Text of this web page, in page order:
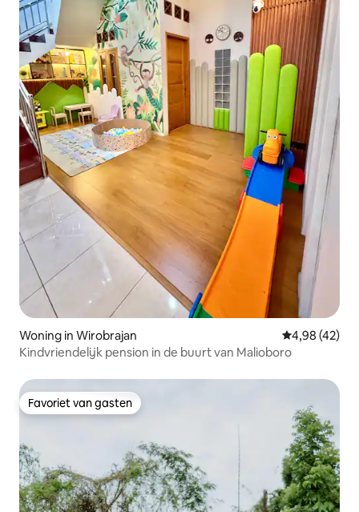
Woning in Wirobrajan Gemiddelde
4,98 (42)
Kindvriendelijk pension in de buurt van Malioboro
Favoriet van gasten
Favoriet van gasten